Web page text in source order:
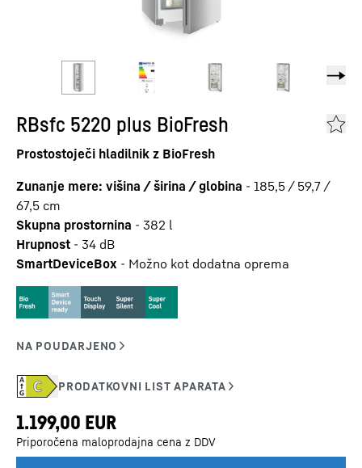
RBsfc 5220 plus BioFresh
Prostostoječi hladilnik z BioFresh
Zunanje mere: višina / širina / globina - 185,5 / 59,7 /
67,5 cm
Skupna prostornina - 382 l
Hrupnost - 34 dB
SmartDeviceBox - Možno kot dodatna oprema
Priporočena maloprodajna cena z DDV